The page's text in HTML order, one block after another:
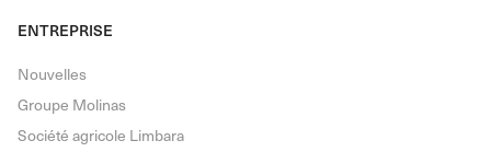
ENTREPRISE
Nouvelles
Groupe Molinas
Société agricole Limbara